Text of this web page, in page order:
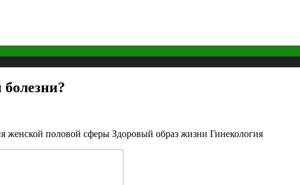
женской половой сферы Здоровый образ жизни Гинекология